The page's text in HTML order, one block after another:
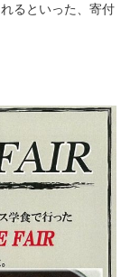
るといった、寄付